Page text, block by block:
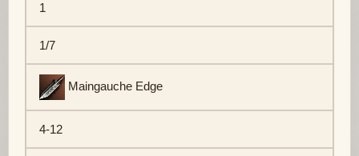
1
1/7
Maingauche Edge
4-12